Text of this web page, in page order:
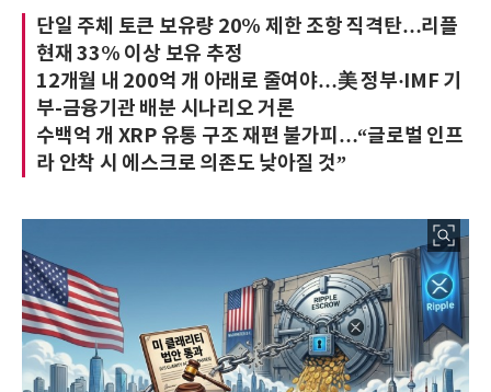
단일 주체 토큰 보유량 20% 제한 조항 직격탄…리플
현재 33% 이상 보유 추정
12개월 내 200억 개 아래로 줄여야…美 정부·IMF 기
부-금융기관 배분 시나리오 거론
수백억 개 XRP 유통 구조 재편 불가피…“글로벌 인프
라 안착 시 에스크로 의존도 낮아질 것”